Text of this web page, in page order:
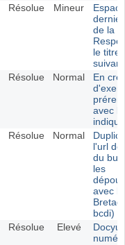
Résolue Mineur
de la
le titre
suivant
Résolue Normal
En
avec
Résolue Normal
l'url de
du
les
avec
bcdi)
Résolue Elevé